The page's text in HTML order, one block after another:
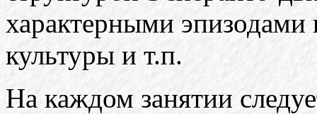
характерными эпизодами
культуры и т.п.
На каждом занятии